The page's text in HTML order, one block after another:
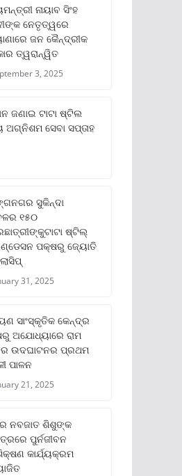
ନାୟାବ ସିଂହ
ନେତୃତ୍ୱରେ
ଜନ କୈନ୍ଦ୍ରୀକ
ତ୍ୱରାନ୍ୱିତ
3, 2025
ଜଣାଇ ଟାଟା ଷ୍ଟିଲ
ସେବା ସପ୍ତାହ
ସୁକିନ୍ଦା
୧୫୦
ଷ୍ଟିଲ୍
ପକ୍ଷରୁ ଜ୍ୟୋତି
31, 2025
ସାଂସ୍କୃତିକ କେନ୍ଦ୍ର
ଅଯୋଧ୍ୟାରେ ରାମ
ଉଦଘାଟନର ପ୍ରଥମ
ପାଳନ
21, 2025
ନବଜାତ ଶିଶୁଙ୍କ
ପୁର୍ନଜୀବନ
କାର୍ଯ୍ୟକ୍ରମ